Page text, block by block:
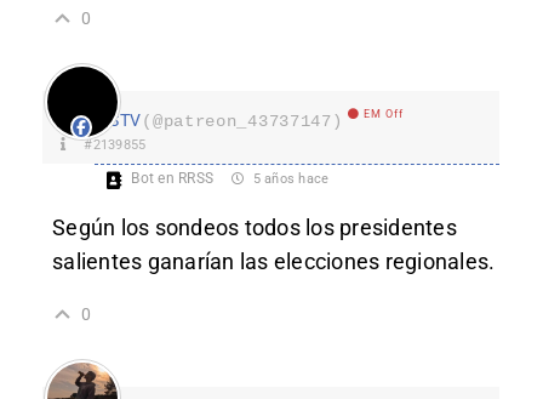
0
STV(@patreon_43737147) EM Off
#2139855
Bot en RRSS 5 años hace
Según los sondeos todos los presidentes
salientes ganarían las elecciones regionales.
0